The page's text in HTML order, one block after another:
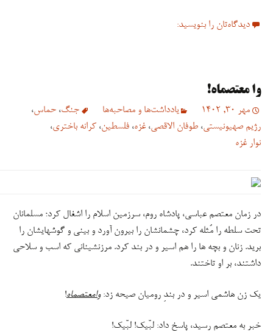
دیدگاه‌تان را بنویسید:
وا معتصماه!
مهر 30, 1402 یادداشت‌ها و مصاحبه‌ها جنگ، حماس،
رژیم صهیونیستی، طوفان الاقصی، غزه، فلسطین، کرانه باختری،
نوار غزه
در زمان معتصم عباسی، پادشاه روم، سرزمین اسلام را اشغال کرد؛ مسلمانان
تحت سلطه را مُثله کرد، چشمانشان را بیرون آورد و بینی و گوشهایشان را
برید. زنان و بچه ها را هم اسیر و در بند کرد. مرزنشینانی که اسب و سلاحی
داشتند، بر او تاختند.
یک زن هاشمی اسیر و در بندِ رومیان صیحه زد:وامعتصماه!
خبر به معتصم رسید، پاسخ داد: لبّیک! لبّیک!